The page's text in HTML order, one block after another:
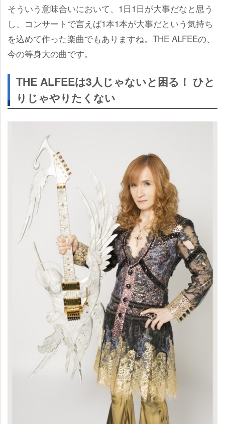
そういう意味合いにおいて、1日1日が大事だなと思う
し、コンサートで言えば1本1本が大事だという気持ち
を込めて作った楽曲でもありますね。THE ALFEEの、
今の等身大の曲です。
THE ALFEEは3人じゃないと困る！ ひと
りじゃやりたくない